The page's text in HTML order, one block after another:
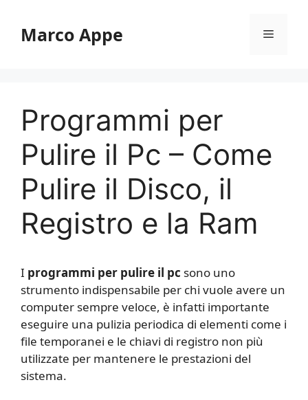
contenuto
Marco Appe Menu
Programmi per
Pulire il Pc – Come
Pulire il Disco, il
Registro e la Ram
I programmi per pulire il pc sono uno
strumento indispensabile per chi vuole avere un
computer sempre veloce, è infatti importante
eseguire una pulizia periodica di elementi come i
file temporanei e le chiavi di registro non più
utilizzate per mantenere le prestazioni del
sistema.